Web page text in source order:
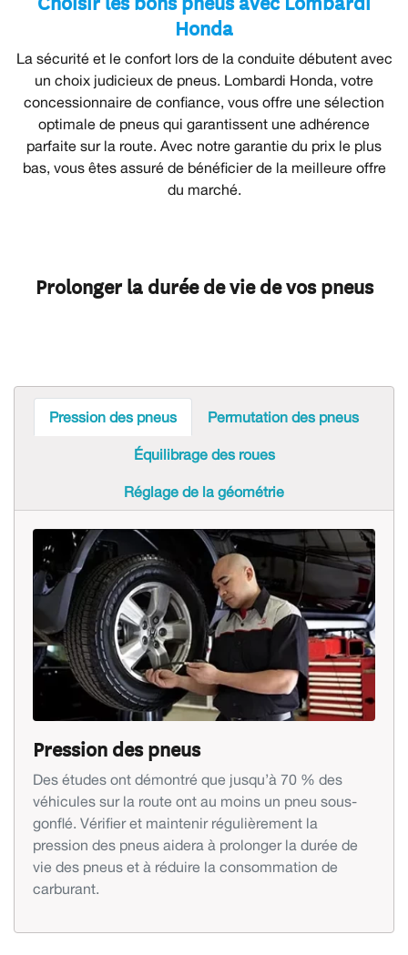
Honda
La sécurité et le confort lors de la conduite débutent avec
un choix judicieux de pneus. Lombardi Honda, votre
concessionnaire de confiance, vous offre une sélection
optimale de pneus qui garantissent une adhérence
parfaite sur la route. Avec notre garantie du prix le plus
bas, vous êtes assuré de bénéficier de la meilleure offre
du marché.
Prolonger la durée de vie de vos pneus
Pression des pneus Permutation des pneus
Équilibrage des roues
Réglage de la géométrie
Pression des pneus
Des études ont démontré que jusqu’à 70 % des
véhicules sur la route ont au moins un pneu sous-
gonflé. Vérifier et maintenir régulièrement la
pression des pneus aidera à prolonger la durée de
vie des pneus et à réduire la consommation de
carburant.